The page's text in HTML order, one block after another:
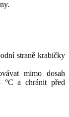
straně krabičky
mimo dosah
°C a chránit před